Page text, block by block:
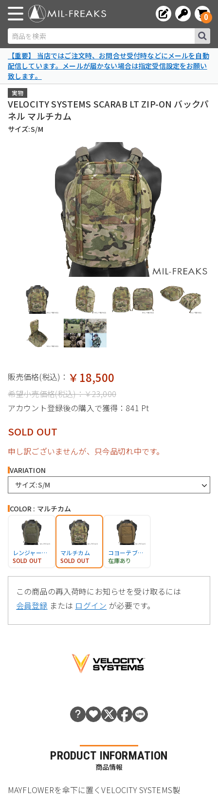
商品を検索
0
【重要】 当店ではご注文時、お問合せ受付時などにメールを自動
配信しています。メールが届かない場合は指定受信設定をお願い
致します。
実物
VELOCITY SYSTEMS SCARAB LT ZIP-ON バックパ
ネル マルチカム
サイズ:S/M
販売価格(税込)： ￥18,500
希望小売価格(税込)：￥23,000
アカウント登録後の購入で獲得： 841 Pt
SOLD OUT
申し訳ございませんが、只今品切れ中です。
VARIATION
サイズ:S/M
COLOR : マルチカム
レンジャーグリーン
SOLD OUT
マルチカム
SOLD OUT
コヨーテブラウン
在庫あり
この商品の再入荷時にお知らせを受け取るには
会員登録 または ログイン が必要です。
PRODUCT INFORMATION
商品情報
MAYFLOWERを傘下に置くVELOCITY SYSTEMS製